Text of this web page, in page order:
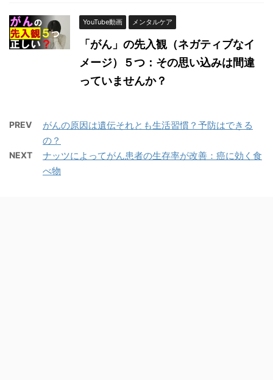
YouTube動画 メンタルケア
「がん」の先入観（ネガティブなイ
メージ）５つ：その思い込みは間違
っていませんか？
PREV
がんの原因は遺伝それとも生活習慣？予防はできる
の？
NEXT
ナッツによってがん患者の生存率が改善：癌に効く食
べ物